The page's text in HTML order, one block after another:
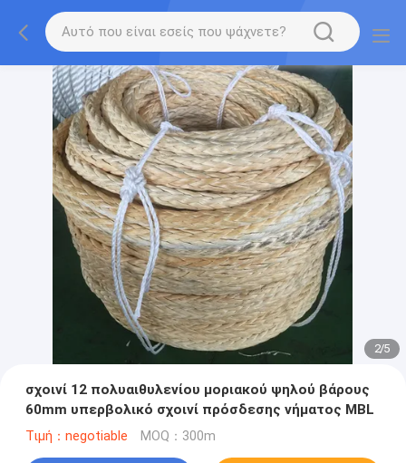
2/5
σχοινί 12 πολυαιθυλενίου μοριακού ψηλού βάρους
60mm υπερβολικό σχοινί πρόσδεσης νήματος MBL
Τιμή：negotiable MOQ：300m